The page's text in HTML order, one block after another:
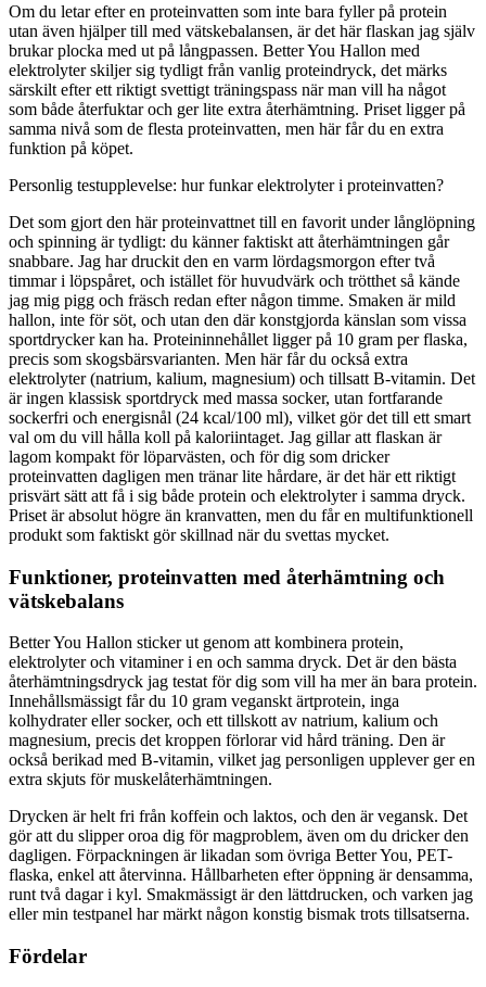
Om du letar efter en proteinvatten som inte bara fyller på protein
utan även hjälper till med vätskebalansen, är det här flaskan jag själv
brukar plocka med ut på långpassen. Better You Hallon med
elektrolyter skiljer sig tydligt från vanlig proteindryck, det märks
särskilt efter ett riktigt svettigt träningspass när man vill ha något
som både återfuktar och ger lite extra återhämtning. Priset ligger på
samma nivå som de flesta proteinvatten, men här får du en extra
funktion på köpet.
Personlig testupplevelse: hur funkar elektrolyter i proteinvatten?
Det som gjort den här proteinvattnet till en favorit under långlöpning
och spinning är tydligt: du känner faktiskt att återhämtningen går
snabbare. Jag har druckit den en varm lördagsmorgon efter två
timmar i löpspåret, och istället för huvudvärk och trötthet så kände
jag mig pigg och fräsch redan efter någon timme. Smaken är mild
hallon, inte för söt, och utan den där konstgjorda känslan som vissa
sportdrycker kan ha. Proteininnehållet ligger på 10 gram per flaska,
precis som skogsbärsvarianten. Men här får du också extra
elektrolyter (natrium, kalium, magnesium) och tillsatt B-vitamin. Det
är ingen klassisk sportdryck med massa socker, utan fortfarande
sockerfri och energisnål (24 kcal/100 ml), vilket gör det till ett smart
val om du vill hålla koll på kaloriintaget. Jag gillar att flaskan är
lagom kompakt för löparvästen, och för dig som dricker
proteinvatten dagligen men tränar lite hårdare, är det här ett riktigt
prisvärt sätt att få i sig både protein och elektrolyter i samma dryck.
Priset är absolut högre än kranvatten, men du får en multifunktionell
produkt som faktiskt gör skillnad när du svettas mycket.
Funktioner, proteinvatten med återhämtning och
vätskebalans
Better You Hallon sticker ut genom att kombinera protein,
elektrolyter och vitaminer i en och samma dryck. Det är den bästa
återhämtningsdryck jag testat för dig som vill ha mer än bara protein.
Innehållsmässigt får du 10 gram veganskt ärtprotein, inga
kolhydrater eller socker, och ett tillskott av natrium, kalium och
magnesium, precis det kroppen förlorar vid hård träning. Den är
också berikad med B-vitamin, vilket jag personligen upplever ger en
extra skjuts för muskelåterhämtningen.
Drycken är helt fri från koffein och laktos, och den är vegansk. Det
gör att du slipper oroa dig för magproblem, även om du dricker den
dagligen. Förpackningen är likadan som övriga Better You, PET-
flaska, enkel att återvinna. Hållbarheten efter öppning är densamma,
runt två dagar i kyl. Smakmässigt är den lättdrucken, och varken jag
eller min testpanel har märkt någon konstig bismak trots tillsatserna.
Fördelar